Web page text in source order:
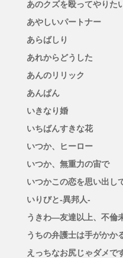
あのクズを殴ってやりた
あやしいパートナー
あらばしり
あれからどうした
あんのリリック
あんぱん
いきなり婚
いちばんすきな花
いつか、ヒーロー
いつか、無重力の宙で
いつかこの恋を思い出し
いりびと-異邦人-
うきわ―友達以上、不倫
うちの弁護士は手がかか
えっちなお尻じゃダメで